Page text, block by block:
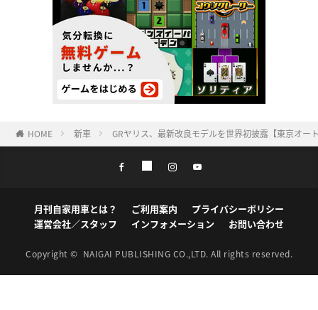
HOME 新車 GRヤリス、最新改良モデルを世界初披露【東京オー
月刊自家用車とは？ ご利用案内
プライバシーポリシー
運営会社／スタッフ
インフォメーション お問い合わせ
Copyright © NAIGAI PUBLISHING CO.,LTD. All rights reserved.